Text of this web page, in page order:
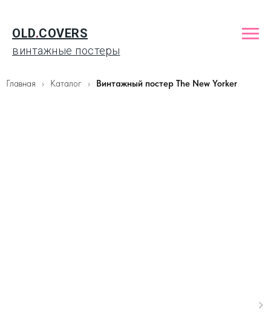
OLD.COVERS
винтажные постеры
Главная Каталог Винтажный постер The New Yorker